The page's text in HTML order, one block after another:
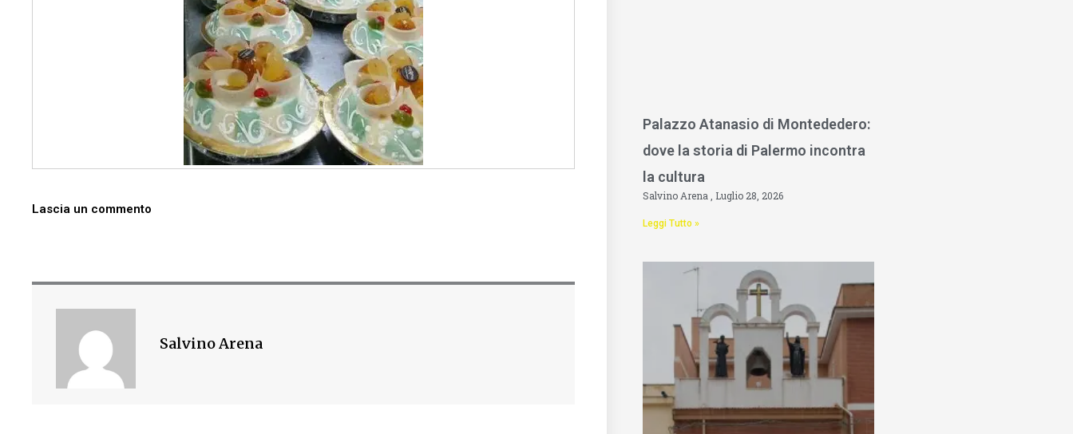
Lascia un commento
Salvino Arena
Palazzo Atanasio di Montededero:
dove la storia di Palermo incontra
la cultura
Salvino Arena Luglio 28, 2026
Leggi Tutto »